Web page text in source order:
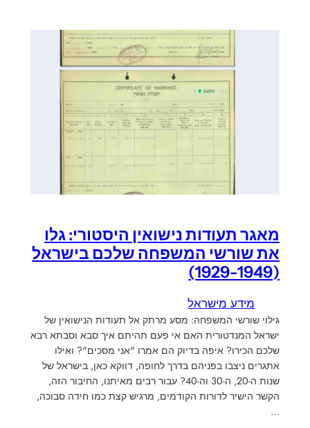
מאגר תעודות נישואין היסטורי: גלו
את שורשי המשפחה שלכם בישראל
(1929-1949)
מידע מישראל
גילוי שורשי המשפחה: מסע מרתק אל תעודות הנישואין של
ישראל המנדטורית האם אי פעם תהיתם איך סבא וסבתא רבא
שלכם הכירו? איפה בדיוק הם אמרו "אני מסכים"? ואילו
אתגרים ניצבו בפניהם בדרך לחופה, דווקא כאן, בישראל של
שנות ה-20, ה-30 וה-40? עבור רבים מאיתנו, החיבור הזה,
הקשר הישיר לדורות הקודמים, מרגיש קצת כמו חידה סבוכה,
…